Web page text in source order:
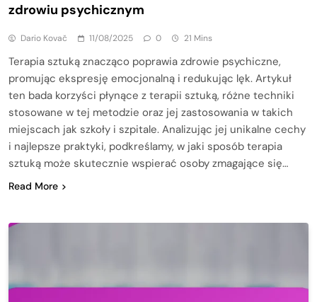
zdrowiu psychicznym
Dario Kovač 11/08/2025 0 21 Mins
Terapia sztuką znacząco poprawia zdrowie psychiczne,
promując ekspresję emocjonalną i redukując lęk. Artykuł
ten bada korzyści płynące z terapii sztuką, różne techniki
stosowane w tej metodzie oraz jej zastosowania w takich
miejscach jak szkoły i szpitale. Analizując jej unikalne cechy
i najlepsze praktyki, podkreślamy, w jaki sposób terapia
sztuką może skutecznie wspierać osoby zmagające się…
Read More